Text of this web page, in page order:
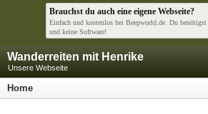
Brauchst du auch eine eigene Webseite?
Einfach und kostenlos bei Beepworld.de. Du benötigst
und keine Software!
Wanderreiten mit Henrike
Unsere Webseite
Home